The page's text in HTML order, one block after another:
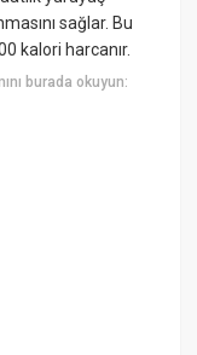
sağlar. Bu
kalori harcanır.
burada okuyun: